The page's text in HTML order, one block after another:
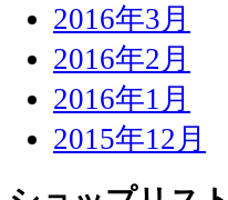
2016年3月
2016年2月
2016年1月
2015年12月